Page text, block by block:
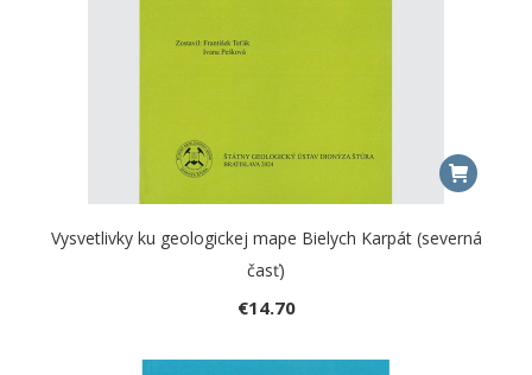
Vysvetlivky ku geologickej mape Bielych Karpát (severná
časť)
€14.70